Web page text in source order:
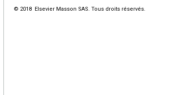
© 2018 Elsevier Masson SAS. Tous droits réservés.